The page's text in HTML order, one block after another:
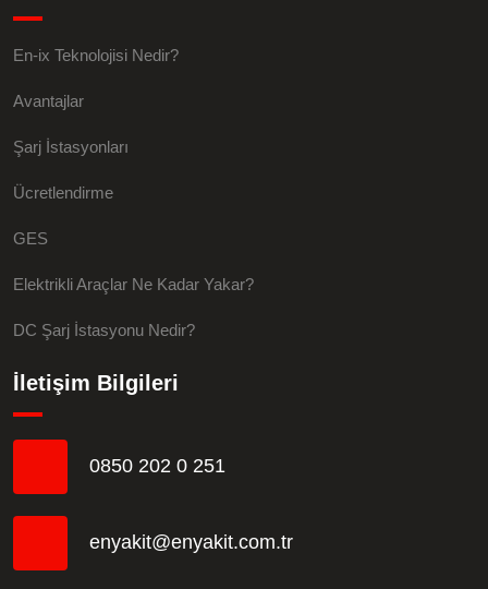
En-ix Teknolojisi Nedir?
Avantajlar
Şarj İstasyonları
Ücretlendirme
GES
Elektrikli Araçlar Ne Kadar Yakar?
DC Şarj İstasyonu Nedir?
İletişim Bilgileri
0850 202 0 251
enyakit@enyakit.com.tr